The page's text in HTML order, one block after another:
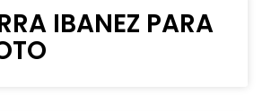
IBANEZ PARA